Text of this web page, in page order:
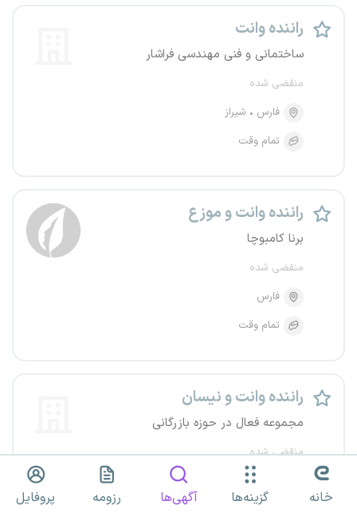
راننده وانت
ساختمانی و فنی مهندسی فراشار
منقضی شده
فارس
شیراز
تمام وقت
راننده وانت و موزع
برنا کامبوچا
منقضی شده
فارس
تمام وقت
راننده وانت و نیسان
مجموعه فعال در حوزه بازرگانی
منقضی شده
شیراز
تمام وقت
خانه گزینه‌ها آگهی‌ها رزومه پروفایل